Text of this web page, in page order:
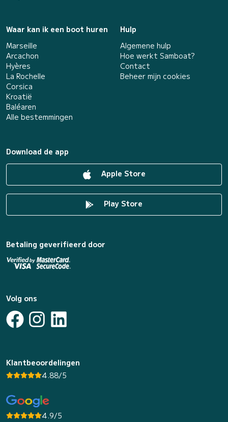
Waar kan ik een boot huren
Marseille
Arcachon
Hyères
La Rochelle
Corsica
Kroatië
Baléaren
Alle bestemmingen
Hulp
Algemene hulp
Hoe werkt Samboat?
Contact
Beheer mijn cookies
Download de app
Apple Store
Play Store
Betaling geverifieerd door
Volg ons
Klantbeoordelingen
4.88/5
4.9/5